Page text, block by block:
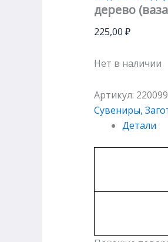
дерево
225,00 ₽
Нет в наличии
Артикул:
Сувениры,
Детали